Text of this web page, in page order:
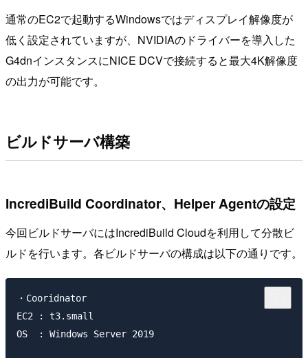
通常のEC2で起動するWindowsではディスプレイ解像度が
低く設定されていますが、NVIDIAのドライバーを導入した
G4dnインスタンスにNICE DCVで接続すると最大4K解像度
の出力が可能です。
ビルドサーバ構築
IncrediBuild Coordinator、Helper Agentの設定
今回ビルドサーバにはIncrediBuild Cloudを利用して分散ビ
ルドを行います。各ビルドサーバの構成は以下の通りです。
・Cooridnator
EC2 : t3.small
OS  : Windows Server 2019